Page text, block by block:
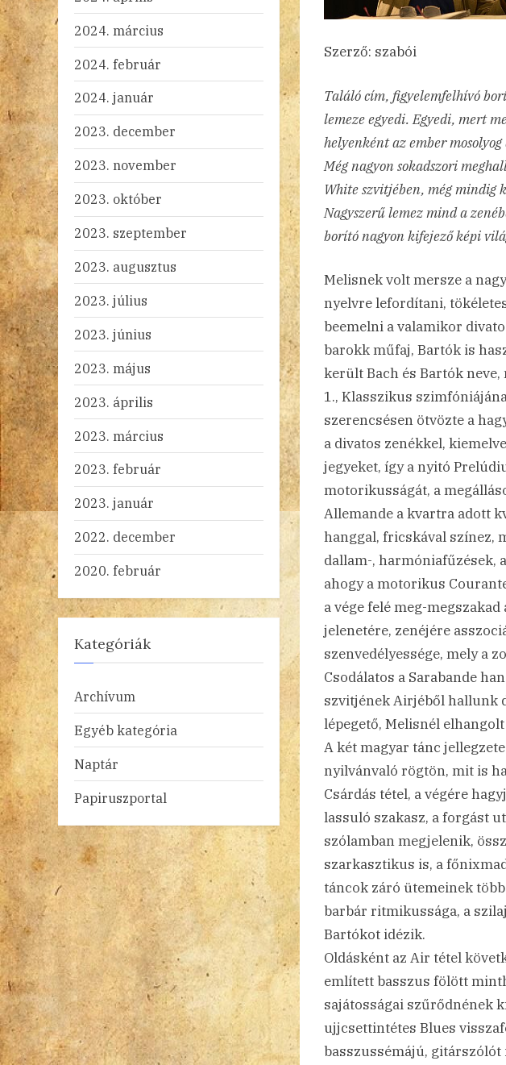
Szerző: szabói
Találó cím, figyelemfelhívó
lemeze egyedi. Egyedi, mert
helyenként az ember
Még nagyon sokadszori
White szvitjében, még mindig
Nagyszerű lemez mind a
borító nagyon kifejező képi
Melisnek volt mersze a
nyelvre lefordítani,
beemelni a valamikor
barokk műfaj, Bartók is
került Bach és Bartók
1., Klasszikus
szerencsésen ötvözte a
a divatos zenékkel,
jegyeket, így a nyitó
motorikusságát, a
Allemande a kvartra adott
hanggal, fricskával színez,
dallam-, harmóniafűzések,
ahogy a motorikus
a vége felé meg-
jelenetére, zenéjére
szenvedélyessége, mely a
Csodálatos a Sarabande
szvitjének Airjéből hallunk
lépegető, Melisnél
A két magyar tánc
nyilvánvaló rögtön, mit is
Csárdás tétel, a végére
lassuló szakasz, a forgást
szólamban megjelenik,
szarkasztikus is, a
táncok záró ütemeinek
barbár ritmikussága, a
Bartókot idézik.
Oldásként az Air tétel
említett basszus fölött
sajátosságai szűrődnének
ujjcsettintétes Blues
basszussémájú, gitárszólót
2024. március
2024. február
2024. január
2023. december
2023. november
2023. október
2023. szeptember
2023. augusztus
2023. július
2023. június
2023. május
2023. április
2023. március
2023. február
2023. január
2022. december
2020. február
Kategóriák
Archívum
Egyéb kategória
Naptár
Papiruszportal